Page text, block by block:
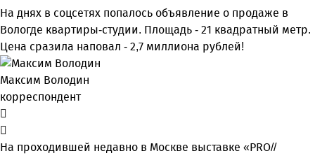
На днях в соцсетях попалось объявление о продаже в
Вологде квартиры-студии. Площадь - 21 квадратный метр.
Цена сразила наповал - 2,7 миллиона рублей!
Максим Володин
корреспондент
На проходившей недавно в Мос­кве выставке «PRO//